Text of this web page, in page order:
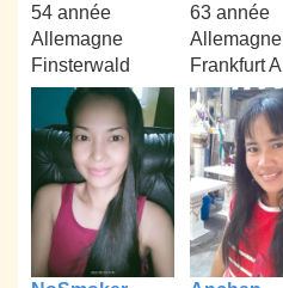
54 année
Allemagne
Finsterwald
63 année
Allemagne
Frankfurt A